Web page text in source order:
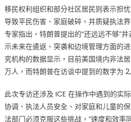
移民权利组织和部分社区居民则表示担
导致平民伤害、家庭破碎，并质疑执法
专家指出，特朗普提出的“还远远不够”
示未来在遣返、突袭和边境管理方面的
究机构的数据显示，目前美国境内非法
万人，而特朗普在访谈中提到的数字为
此次专访还涉及 ICE 在操作中遇到的实
协调、执法人员安全、对家庭和儿童的
法部门必须克服这些挑战，“速度和效率